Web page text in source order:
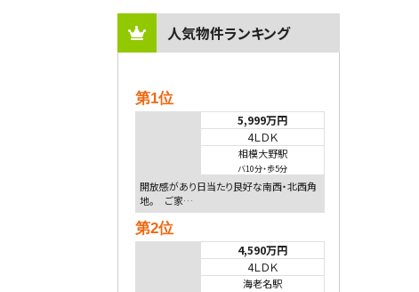
人気物件ランキング
第1位
5,999万円
4ＬＤＫ
相模大野駅
バ10分・歩5分
開放感があり日当たり良好な南西・北西角
地。 ご家…
第2位
4,590万円
4ＬＤＫ
海老名駅